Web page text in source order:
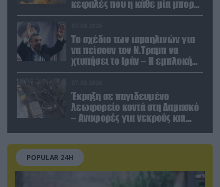
κεφαλές που η κάθε μία μπορεί
να καταστρέψει «μία
Το σχέδιο των ισραηλινών για
να πείσουν τον Ν.Τραμπ να
χτυπήσει το Ιράν – Η εμπλοκή
του Μ.Αχμαντινετζάντ
Έκρηξη σε παγιδευμένο
λεωφορείο κοντά στη Δαμασκό
– Αναφορές για νεκρούς και
POPULAR 24H